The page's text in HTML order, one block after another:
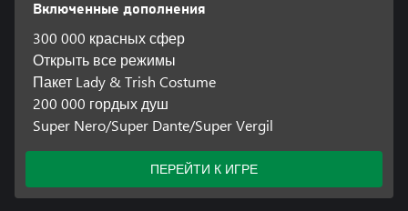
Включенные дополнения
300 000 красных сфер
Открыть все режимы
Пакет Lady & Trish Costume
200 000 гордых душ
Super Nero/Super Dante/Super Vergil
ПЕРЕЙТИ К ИГРЕ